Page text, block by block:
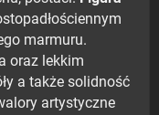
marmuru.
oraz lekkim
a także solidność
artystyczne